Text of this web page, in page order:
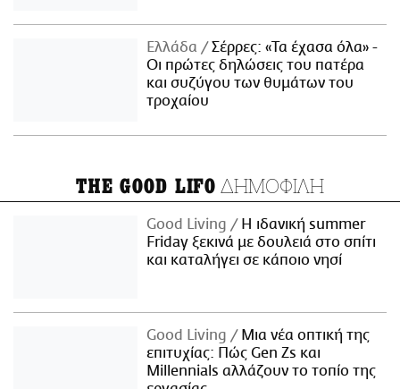
Ελλάδα
Σέρρες: «Τα έχασα όλα» -
Οι πρώτες δηλώσεις του πατέρα
και συζύγου των θυμάτων του
τροχαίου
THE GOOD LIFO ΔΗΜΟΦΙΛΗ
Good Living
Η ιδανική summer
Friday ξεκινά με δουλειά στο σπίτι
και καταλήγει σε κάποιο νησί
Good Living
Μια νέα οπτική της
επιτυχίας: Πώς Gen Zs και
Millennials αλλάζουν το τοπίο της